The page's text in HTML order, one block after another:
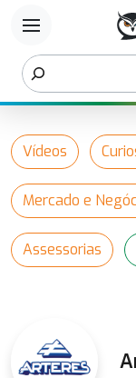
menu
Vídeos
Mercado e
Assessorias